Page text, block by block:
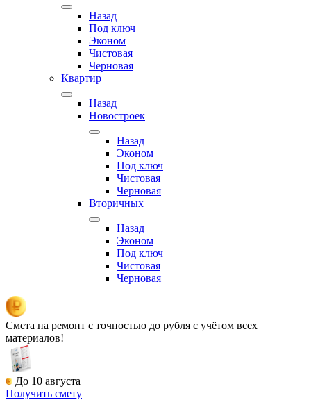
Назад
Под ключ
Эконом
Чистовая
Черновая
Квартир
Назад
Новостроек
Назад
Эконом
Под ключ
Чистовая
Черновая
Вторичных
Назад
Эконом
Под ключ
Чистовая
Черновая
Смета на ремонт с точностью до рубля с учётом всех
материалов!
До 10 августа
Получить смету